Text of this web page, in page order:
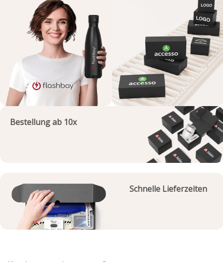
Bestellung ab 10x
Schnelle Lieferzeiten